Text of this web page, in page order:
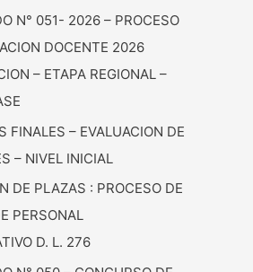
N° 051- 2026 – PROCESO
DOCENTE 2026
– ETAPA REGIONAL –
FINALES – EVALUACION DE
– NIVEL INICIAL
DE PLAZAS : PROCESO DE
PERSONAL
D. L. 276